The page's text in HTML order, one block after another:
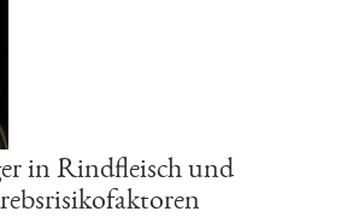
in Rindfleisch und